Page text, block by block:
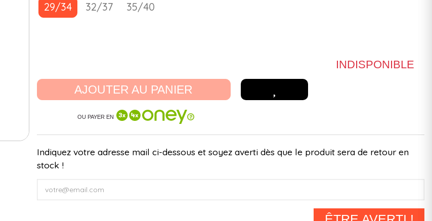
29/34 32/37 35/40
INDISPONIBLE
AJOUTER AU PANIER
OU PAYER EN
Indiquez votre adresse mail ci-dessous et soyez averti dès que le produit sera de retour en
stock !